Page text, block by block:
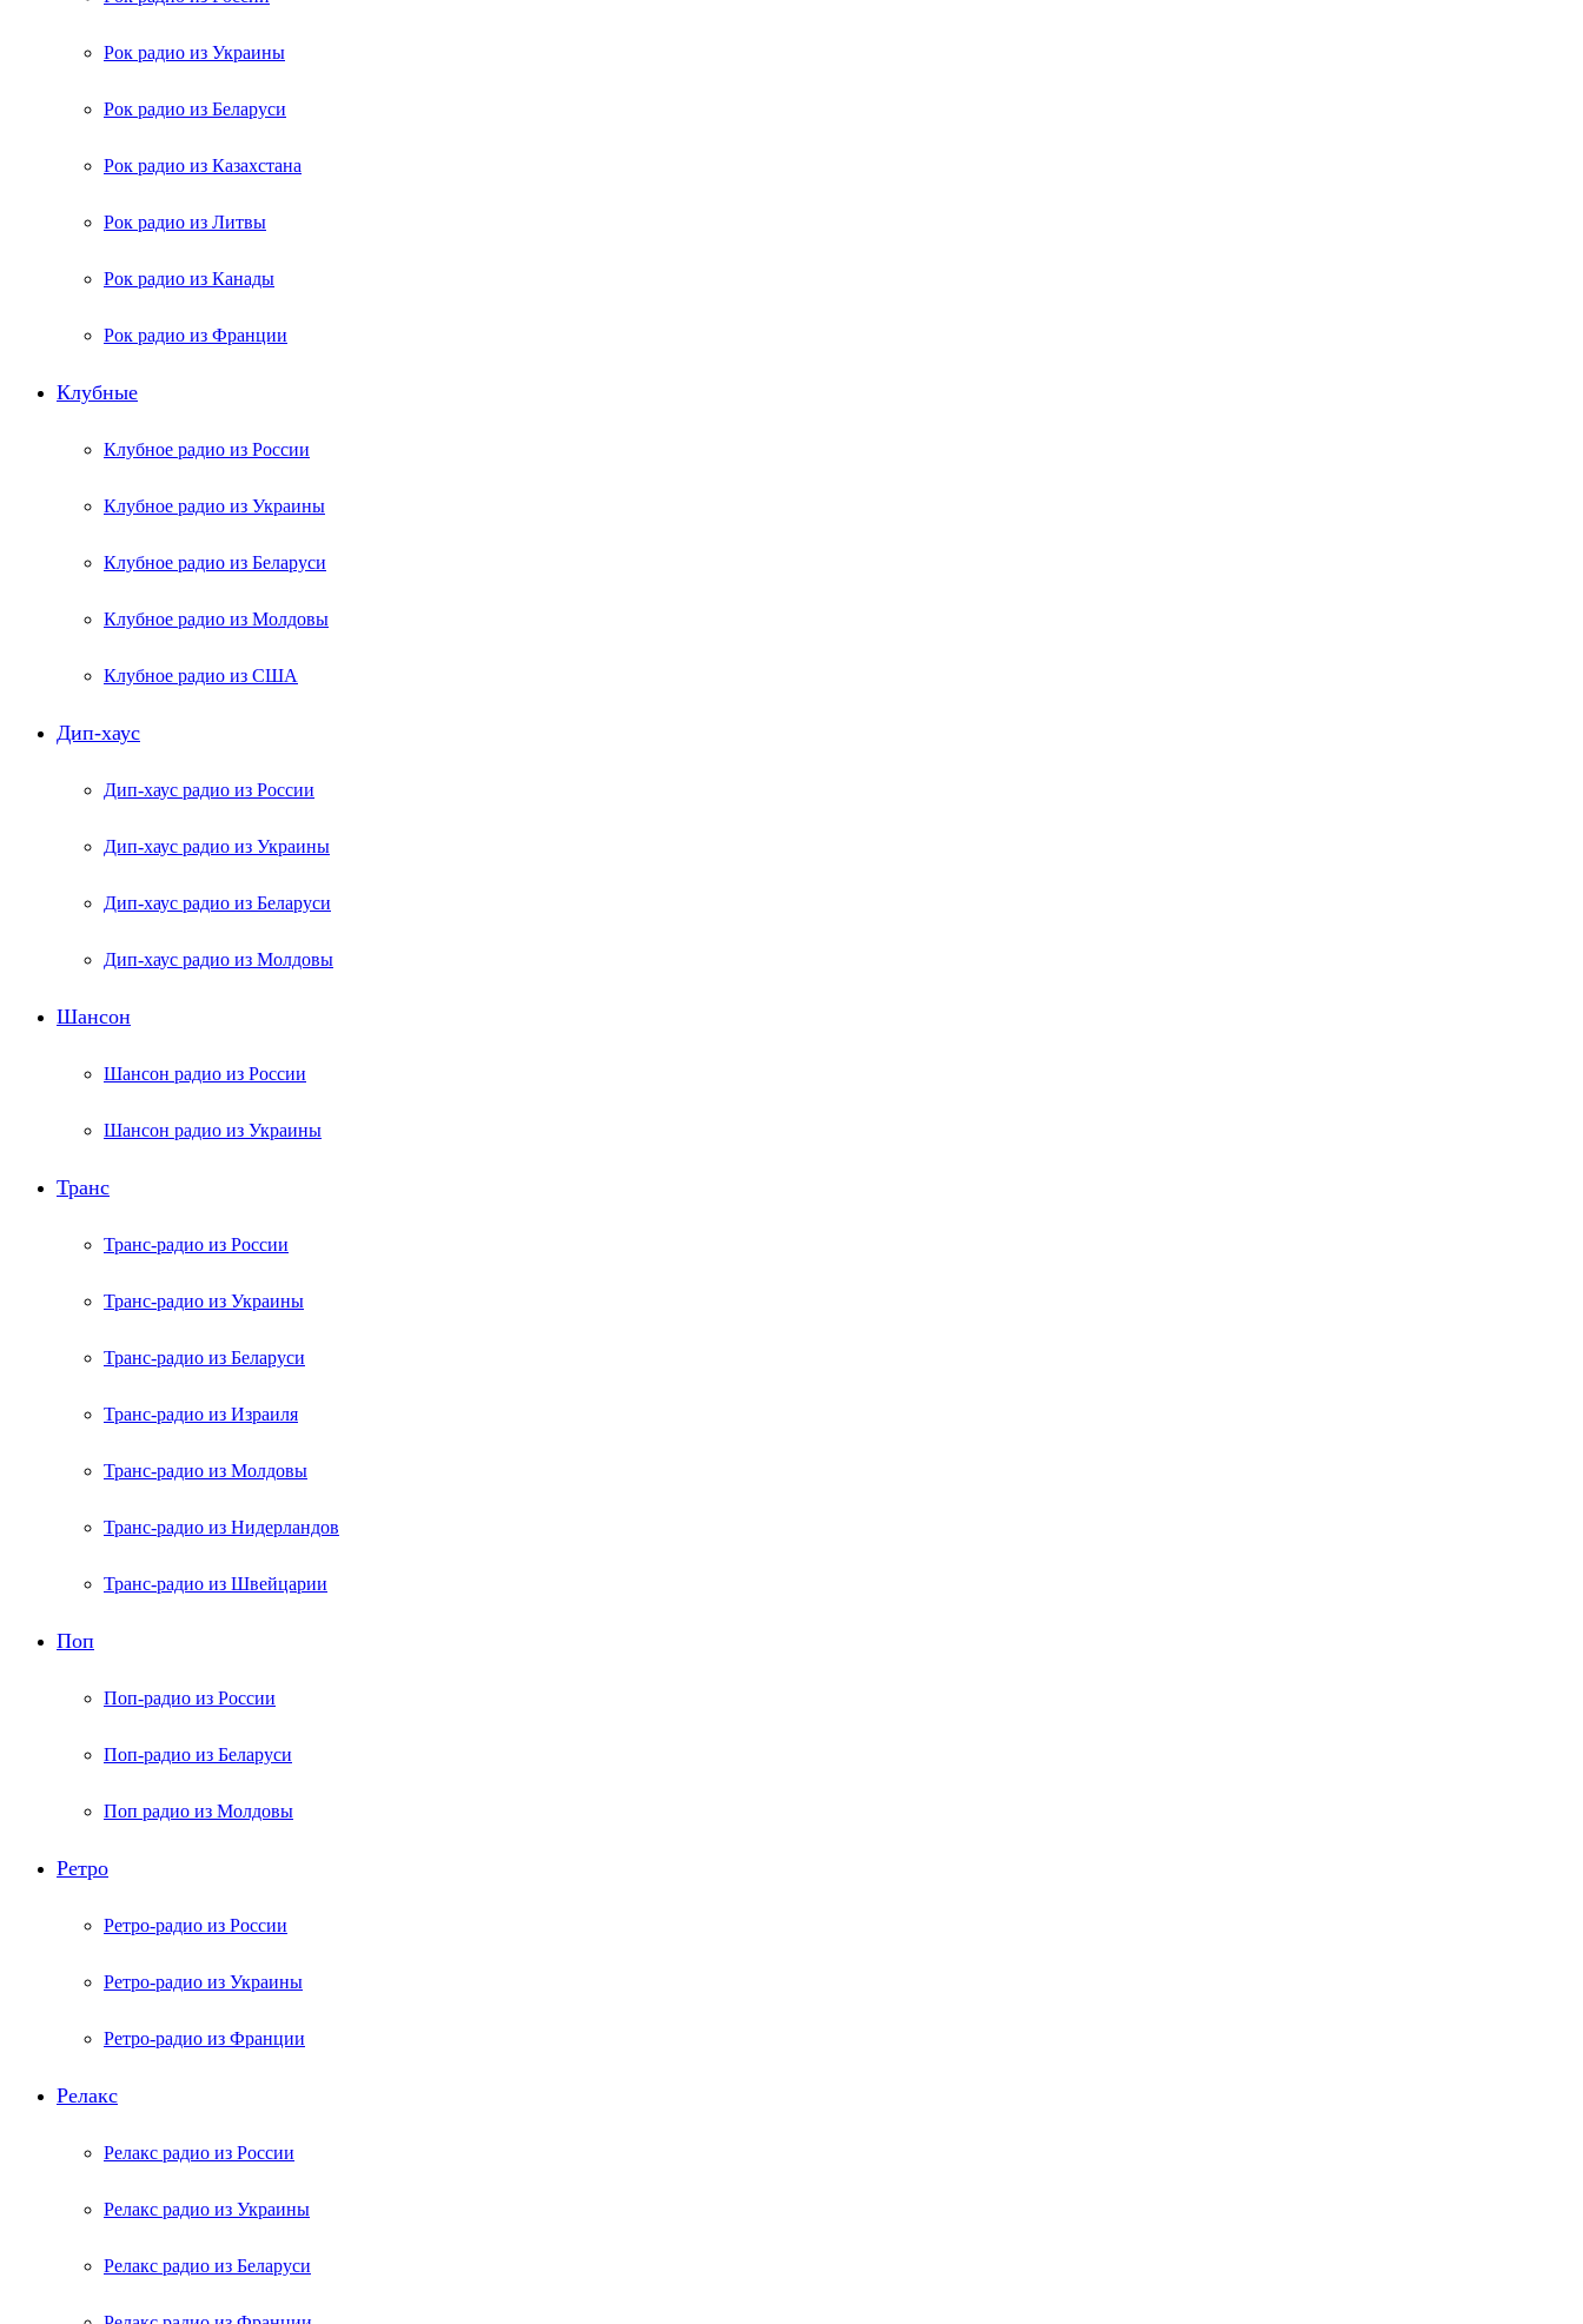
Рок радио из Украины
Рок радио из Беларуси
Рок радио из Казахстана
Рок радио из Литвы
Рок радио из Канады
Рок радио из Франции
Клубные
Клубное радио из России
Клубное радио из Украины
Клубное радио из Беларуси
Клубное радио из Молдовы
Клубное радио из США
Дип-хаус
Дип-хаус радио из России
Дип-хаус радио из Украины
Дип-хаус радио из Беларуси
Дип-хаус радио из Молдовы
Шансон
Шансон радио из России
Шансон радио из Украины
Транс
Транс-радио из России
Транс-радио из Украины
Транс-радио из Беларуси
Транс-радио из Израиля
Транс-радио из Молдовы
Транс-радио из Нидерландов
Транс-радио из Швейцарии
Поп
Поп-радио из России
Поп-радио из Беларуси
Поп радио из Молдовы
Ретро
Ретро-радио из России
Ретро-радио из Украины
Ретро-радио из Франции
Релакс
Релакс радио из России
Релакс радио из Украины
Релакс радио из Беларуси